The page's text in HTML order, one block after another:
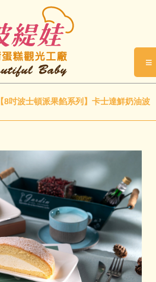
≡
【8吋波士頓派果餡系列】卡士達鮮奶油波